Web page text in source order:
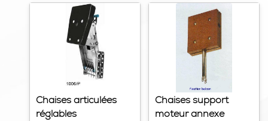
Chaises articulées
réglables
Chaises support
moteur annexe